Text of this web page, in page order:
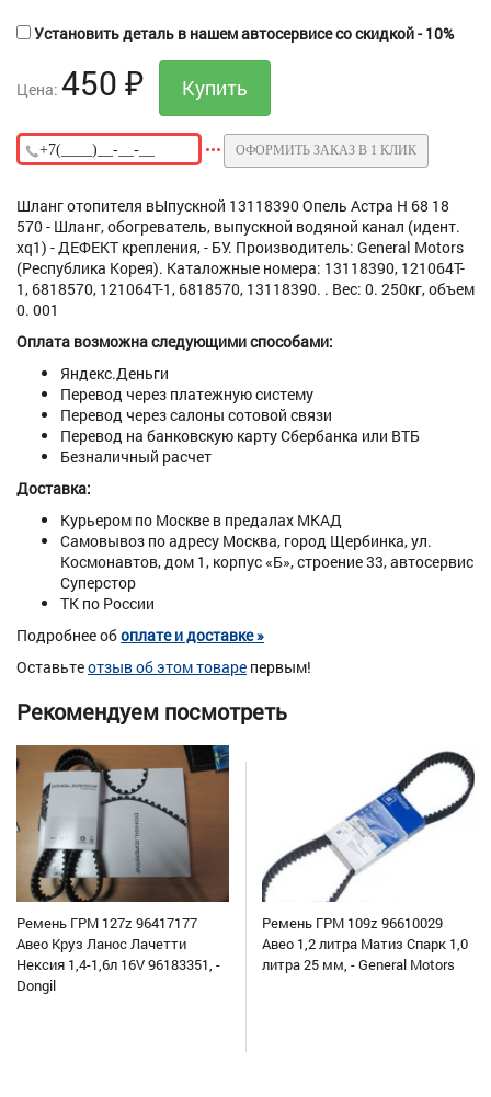
Установить деталь в нашем автосервисе со скидкой - 10%
Цена: 450 ₽
ОФОРМИТЬ ЗАКАЗ В 1 КЛИК
Шланг отопителя вЫпускной 13118390 Опель Астра H 68 18
570 - Шланг, обогреватель, выпускной водяной канал (идент.
xq1) - ДЕФЕКТ крепления, - БУ. Производитель: General Motors
(Республика Корея). Каталожные номера: 13118390, 121064T-
1, 6818570, 121064T-1, 6818570, 13118390. . Вес: 0. 250кг, объем
0. 001
Оплата возможна следующими способами:
Яндекс.Деньги
Перевод через платежную систему
Перевод через салоны сотовой связи
Перевод на банковскую карту Сбербанка или ВТБ
Безналичный расчет
Доставка:
Курьером по Москве в предалах МКАД
Самовывоз по адресу Москва, город Щербинка, ул.
Космонавтов, дом 1, корпус «Б», строение 33, автосервис
Суперстор
ТК по России
Подробнее обоплате и доставке »
Оставьтеотзыв об этом товаре первым!
Рекомендуем посмотреть
Ремень ГРМ 127z 96417177
Авео Круз Ланос Лачетти
Нексия 1,4-1,6л 16V 96183351, -
Dongil
Ремень ГРМ 109z 96610029
Авео 1,2 литра Матиз Спарк 1,0
литра 25 мм, - General Motors